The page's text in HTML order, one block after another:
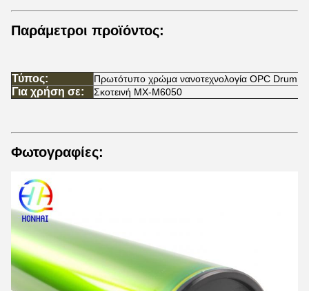
Παράμετροι προϊόντος:
Τύπος: Πρωτότυπο χρώμα νανοτεχνολογία OPC Drum
Για χρήση σε: Σκοτεινή MX-M6050
Φωτογραφίες: